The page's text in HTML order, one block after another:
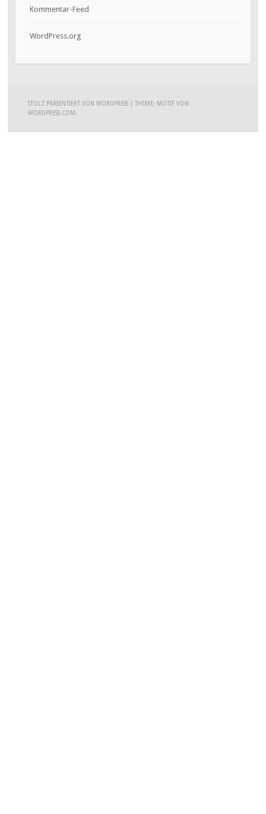
Kommentar-Feed
WordPress.org
STOLZ PRÄSENTIERT VON WORDPRESS |THEME: MOTIF VON
WORDPRESS.COM .